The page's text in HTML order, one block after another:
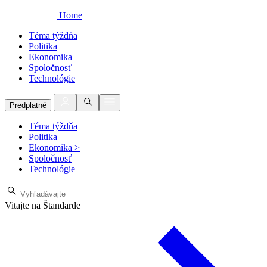
Home
Téma týždňa
Politika
Ekonomika
Spoločnosť
Technológie
Predplatné
Téma týždňa
Politika
Ekonomika >
Spoločnosť
Technológie
Vitajte na Štandarde